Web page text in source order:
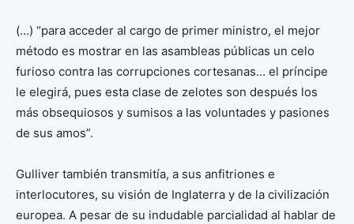
(…) “para acceder al cargo de primer ministro, el mejor
método es mostrar en las asambleas públicas un celo
furioso contra las corrupciones cortesanas… el príncipe
le elegirá, pues esta clase de zelotes son después los
más obsequiosos y sumisos a las voluntades y pasiones
de sus amos”.
Gulliver también transmitía, a sus anfitriones e
interlocutores, su visión de Inglaterra y de la civilización
europea. A pesar de su indudable parcialidad al hablar de